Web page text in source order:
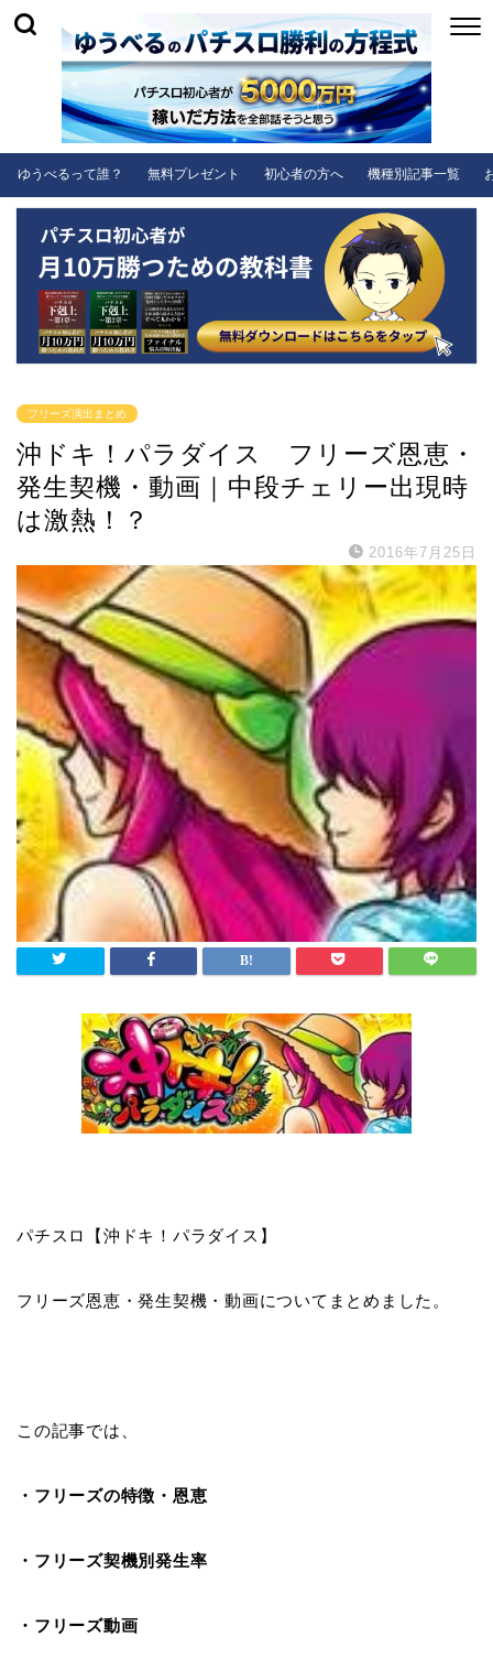
ゆうべるって誰？ 無料プレゼント 初心者の方へ 機種別記事一覧
フリーズ演出まとめ
沖ドキ！パラダイス フリーズ恩恵・
発生契機・動画｜中段チェリー出現時
は激熱！？
2016年7月25日
パチスロ【沖ドキ！パラダイス】
フリーズ恩恵・発生契機・動画についてまとめました。
この記事では、
・フリーズの特徴・恩恵
・フリーズ契機別発生率
・フリーズ動画